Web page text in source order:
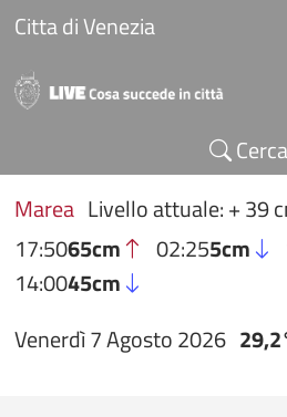
Salta al contenuto principale
Citta di Venezia
Cerca
Marea Livello attuale: + 39
17:5065cm 02:255cm
14:0045cm
Venerdì 7 Agosto 2026